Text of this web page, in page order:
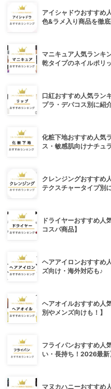
アイシャドウおすすめ
色&ラメ入り商品を徹底
マニキュア人気ランキ
乾タイプのネイルポリ
口紅おすすめ人気ラン
プラ・デパコス別に紹
化粧下地おすすめ人気
ス・敏感肌向けナチュ
クレンジングおすすめ
テクスチャータイプ別
ドライヤーおすすめ人
コスパ商品】
ヘアアイロンおすすめ
ズ向け・海外対応も♪
ヘアオイルおすすめ人
別やメンズ向けも！】
フライパンおすすめ人
い・長持ち！2026最新
マヌカハニーおすすめ